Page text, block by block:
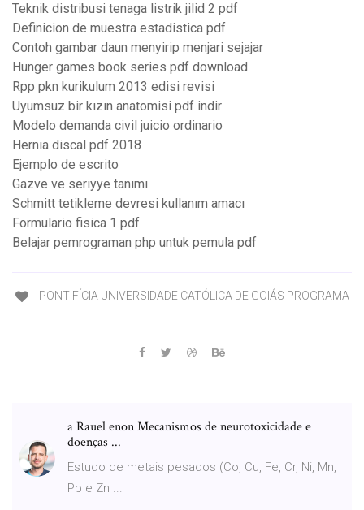
Teknik distribusi tenaga listrik jilid 2 pdf
Definicion de muestra estadistica pdf
Contoh gambar daun menyirip menjari sejajar
Hunger games book series pdf download
Rpp pkn kurikulum 2013 edisi revisi
Uyumsuz bir kızın anatomisi pdf indir
Modelo demanda civil juicio ordinario
Hernia discal pdf 2018
Ejemplo de escrito
Gazve ve seriyye tanımı
Schmitt tetikleme devresi kullanım amacı
Formulario fisica 1 pdf
Belajar pemrograman php untuk pemula pdf
PONTIFÍCIA UNIVERSIDADE CATÓLICA DE GOIÁS PROGRAMA
a Rauel enon Mecanismos de neurotoxicidade e
doenças ...
Estudo de metais pesados (Co, Cu, Fe, Cr, Ni, Mn,
Pb e Zn ...